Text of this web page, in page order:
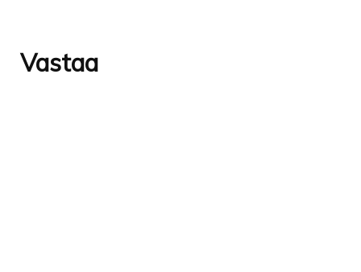
Vastaa